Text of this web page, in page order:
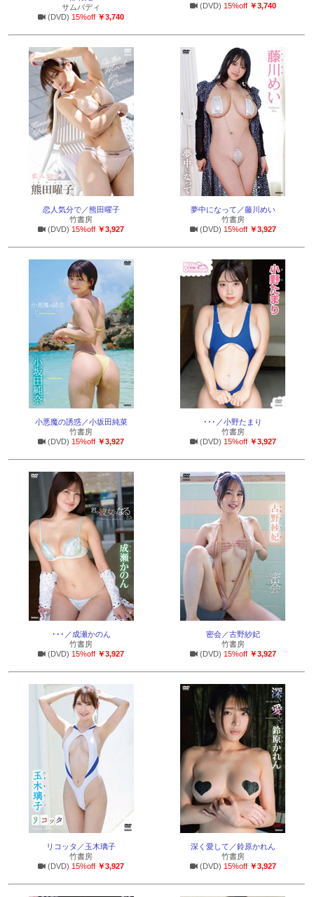
サムバディ
(DVD) 15%off ￥3,740
(DVD) 15%off ￥3,740
恋人気分で／熊田曜子
竹書房
(DVD) 15%off ￥3,927
夢中になって／藤川めい
竹書房
(DVD) 15%off ￥3,927
小悪魔の誘惑／小坂田純菜
竹書房
(DVD) 15%off ￥3,927
･･･／小野たまり
竹書房
(DVD) 15%off ￥3,927
･･･／成瀬かのん
竹書房
(DVD) 15%off ￥3,927
密会／古野紗妃
竹書房
(DVD) 15%off ￥3,927
リコッタ／玉木璃子
竹書房
(DVD) 15%off ￥3,927
深く愛して／鈴原かれん
竹書房
(DVD) 15%off ￥3,927